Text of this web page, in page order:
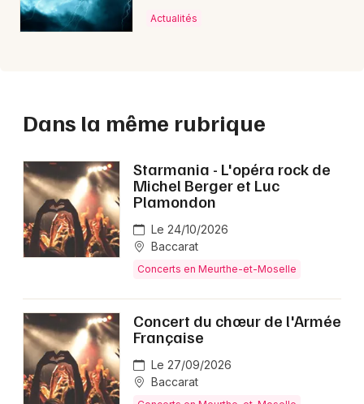
Actualités
Dans la même rubrique
Starmania - L'opéra rock de
Michel Berger et Luc
Plamondon
Le 24/10/2026
Baccarat
Concerts en Meurthe-et-Moselle
Concert du chœur de l'Armée
Française
Le 27/09/2026
Baccarat